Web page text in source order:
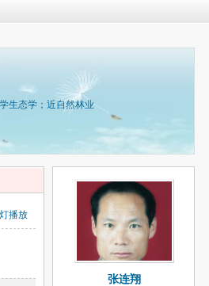
生态学；近自然林业
播放
张连翔